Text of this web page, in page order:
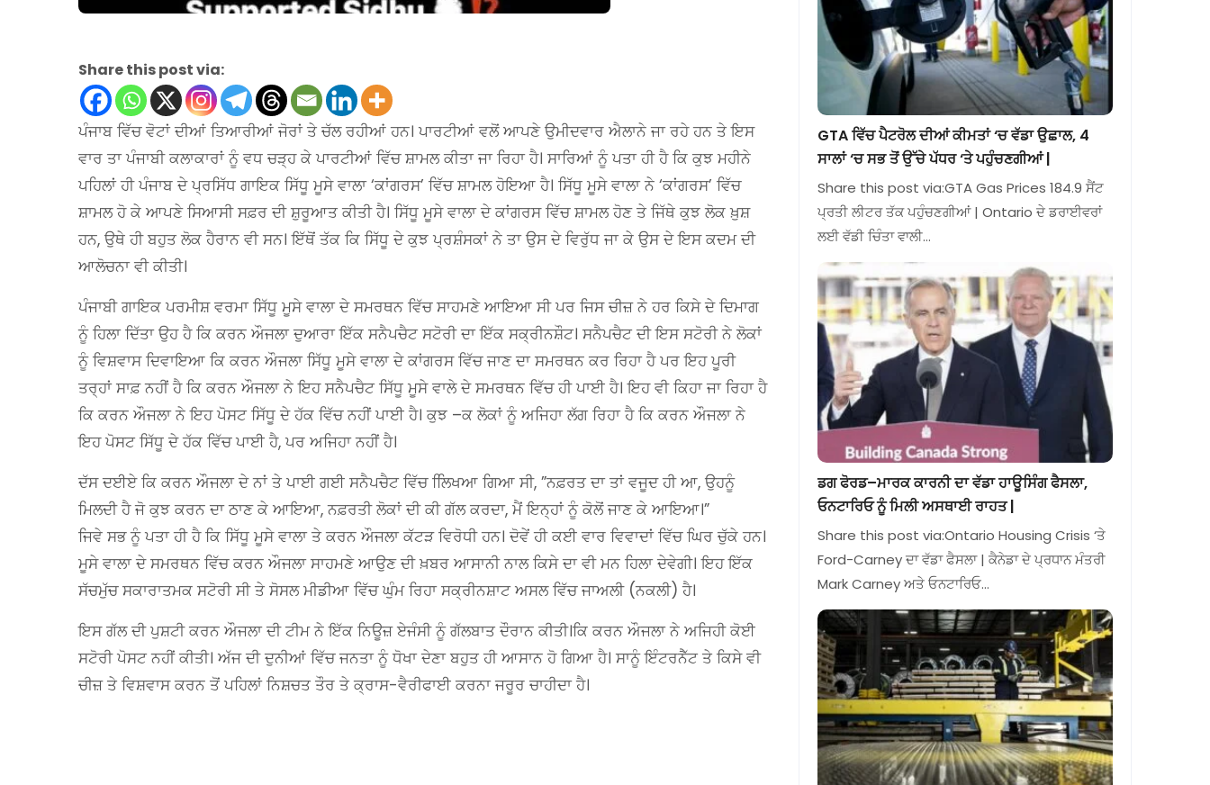
Share this post via:
ਪੰਜਾਬ ਵਿੱਚ ਵੋਟਾਂ ਦੀਆਂ ਤਿਆਰੀਆਂ ਜੋਰਾਂ ਤੇ ਚੱਲ ਰਹੀਆਂ ਹਨ। ਪਾਰਟੀਆਂ ਵਲੋਂ ਆਪਣੇ ਉਮੀਦਵਾਰ ਐਲਾਨੇ ਜਾ ਰਹੇ ਹਨ ਤੇ ਇਸ
ਵਾਰ ਤਾ ਪੰਜਾਬੀ ਕਲਾਕਾਰਾਂ ਨੂੰ ਵਧ ਚੜ੍ਹ ਕੇ ਪਾਰਟੀਆਂ ਵਿੱਚ ਸ਼ਾਮਲ ਕੀਤਾ ਜਾ ਰਿਹਾ ਹੈ। ਸਾਰਿਆਂ ਨੂੰ ਪਤਾ ਹੀ ਹੈ ਕਿ ਕੁਝ ਮਹੀਨੇ
ਪਹਿਲਾਂ ਹੀ ਪੰਜਾਬ ਦੇ ਪ੍ਰਸਿੱਧ ਗਾਇਕ ਸਿੱਧੂ ਮੂਸੇ ਵਾਲਾ ‘ਕਾਂਗਰਸ’ ਵਿੱਚ ਸ਼ਾਮਲ ਹੋਇਆ ਹੈ। ਸਿੱਧੂ ਮੂਸੇ ਵਾਲਾ ਨੇ ‘ਕਾਂਗਰਸ’ ਵਿੱਚ
ਸ਼ਾਮਲ ਹੋ ਕੇ ਆਪਣੇ ਸਿਆਸੀ ਸਫ਼ਰ ਦੀ ਸ਼ੁਰੂਆਤ ਕੀਤੀ ਹੈ। ਸਿੱਧੂ ਮੂਸੇ ਵਾਲਾ ਦੇ ਕਾਂਗਰਸ ਵਿੱਚ ਸ਼ਾਮਲ ਹੋਣ ਤੇ ਜਿੱਥੇ ਕੁਝ ਲੋਕ ਖ਼ੁਸ਼
ਹਨ, ਉਥੇ ਹੀ ਬਹੁਤ ਲੋਕ ਹੈਰਾਨ ਵੀ ਸਨ। ਇੱਥੋਂ ਤੱਕ ਕਿ ਸਿੱਧੂ ਦੇ ਕੁਝ ਪ੍ਰਸ਼ੰਸਕਾਂ ਨੇ ਤਾ ਉਸ ਦੇ ਵਿਰੁੱਧ ਜਾ ਕੇ ਉਸ ਦੇ ਇਸ ਕਦਮ ਦੀ
ਆਲੋਚਨਾ ਵੀ ਕੀਤੀ।
ਪੰਜਾਬੀ ਗਾਇਕ ਪਰਮੀਸ਼ ਵਰਮਾ ਸਿੱਧੂ ਮੂਸੇ ਵਾਲਾ ਦੇ ਸਮਰਥਨ ਵਿੱਚ ਸਾਹਮਣੇ ਆਇਆ ਸੀ ਪਰ ਜਿਸ ਚੀਜ਼ ਨੇ ਹਰ ਕਿਸੇ ਦੇ ਦਿਮਾਗ
ਨੂੰ ਹਿਲਾ ਦਿੱਤਾ ਉਹ ਹੈ ਕਿ ਕਰਨ ਔਜਲਾ ਦੁਆਰਾ ਇੱਕ ਸਨੈਪਚੈਟ ਸਟੋਰੀ ਦਾ ਇੱਕ ਸਕ੍ਰੀਨਸ਼ੌਟ। ਸਨੈਪਚੈਟ ਦੀ ਇਸ ਸਟੋਰੀ ਨੇ ਲੋਕਾਂ
ਨੂੰ ਵਿਸ਼ਵਾਸ ਦਿਵਾਇਆ ਕਿ ਕਰਨ ਔਜਲਾ ਸਿੱਧੂ ਮੂਸੇ ਵਾਲਾ ਦੇ ਕਾਂਗਰਸ ਵਿੱਚ ਜਾਣ ਦਾ ਸਮਰਥਨ ਕਰ ਰਿਹਾ ਹੈ ਪਰ ਇਹ ਪੂਰੀ
ਤਰ੍ਹਾਂ ਸਾਫ਼ ਨਹੀਂ ਹੈ ਕਿ ਕਰਨ ਔਜਲਾ ਨੇ ਇਹ ਸਨੈਪਚੈਟ ਸਿੱਧੂ ਮੂਸੇ ਵਾਲੇ ਦੇ ਸਮਰਥਨ ਵਿੱਚ ਹੀ ਪਾਈ ਹੈ। ਇਹ ਵੀ ਕਿਹਾ ਜਾ ਰਿਹਾ ਹੈ
ਕਿ ਕਰਨ ਔਜਲਾ ਨੇ ਇਹ ਪੋਸਟ ਸਿੱਧੂ ਦੇ ਹੱਕ ਵਿੱਚ ਨਹੀਂ ਪਾਈ ਹੈ। ਕੁਝ –ਕ ਲੋਕਾਂ ਨੂੰ ਅਜਿਹਾ ਲੱਗ ਰਿਹਾ ਹੈ ਕਿ ਕਰਨ ਔਜਲਾ ਨੇ
ਇਹ ਪੋਸਟ ਸਿੱਧੂ ਦੇ ਹੱਕ ਵਿੱਚ ਪਾਈ ਹੈ, ਪਰ ਅਜਿਹਾ ਨਹੀਂ ਹੈ।
ਦੱਸ ਦਈਏ ਕਿ ਕਰਨ ਔਜਲਾ ਦੇ ਨਾਂ ਤੇ ਪਾਈ ਗਈ ਸਨੈਪਚੈਟ ਵਿੱਚ ਲਿਿਖਆ ਗਿਆ ਸੀ, ”ਨਫ਼ਰਤ ਦਾ ਤਾਂ ਵਜੂਦ ਹੀ ਆ, ਉਹਨੂੰ
ਮਿਲਦੀ ਹੈ ਜੋ ਕੁਝ ਕਰਨ ਦਾ ਠਾਣ ਕੇ ਆਇਆ, ਨਫ਼ਰਤੀ ਲੋਕਾਂ ਦੀ ਕੀ ਗੱਲ ਕਰਦਾ, ਮੈਂ ਇਨ੍ਹਾਂ ਨੂੰ ਕੋਲੋਂ ਜਾਣ ਕੇ ਆਇਆ।”
ਜਿਵੇ ਸਭ ਨੂੰ ਪਤਾ ਹੀ ਹੈ ਕਿ ਸਿੱਧੂ ਮੂਸੇ ਵਾਲਾ ਤੇ ਕਰਨ ਔਜਲਾ ਕੱਟੜ ਵਿਰੋਧੀ ਹਨ। ਦੋਵੇਂ ਹੀ ਕਈ ਵਾਰ ਵਿਵਾਦਾਂ ਵਿੱਚ ਘਿਰ ਚੁੱਕੇ ਹਨ।
ਮੂਸੇ ਵਾਲਾ ਦੇ ਸਮਰਥਨ ਵਿੱਚ ਕਰਨ ਔਜਲਾ ਸਾਹਮਣੇ ਆਉਣ ਦੀ ਖ਼ਬਰ ਆਸਾਨੀ ਨਾਲ ਕਿਸੇ ਦਾ ਵੀ ਮਨ ਹਿਲਾ ਦੇਵੇਗੀ। ਇਹ ਇੱਕ
ਸੱਚਮੁੱਚ ਸਕਾਰਾਤਮਕ ਸਟੋਰੀ ਸੀ ਤੇ ਸੋਸਲ ਮੀਡੀਆ ਵਿੱਚ ਘੁੰਮ ਰਿਹਾ ਸਕ੍ਰੀਨਸ਼ਾਟ ਅਸਲ ਵਿੱਚ ਜਾਅਲੀ (ਨਕਲੀ) ਹੈ।
ਇਸ ਗੱਲ ਦੀ ਪੁਸ਼ਟੀ ਕਰਨ ਔਜਲਾ ਦੀ ਟੀਮ ਨੇ ਇੱਕ ਨਿਊਜ਼ ਏਜੰਸੀ ਨੂੰ ਗੱਲਬਾਤ ਦੌਰਾਨ ਕੀਤੀ।ਕਿ ਕਰਨ ਔਜਲਾ ਨੇ ਅਜਿਹੀ ਕੋਈ
ਸਟੋਰੀ ਪੋਸਟ ਨਹੀਂ ਕੀਤੀ। ਅੱਜ ਦੀ ਦੁਨੀਆਂ ਵਿੱਚ ਜਨਤਾ ਨੂੰ ਧੋਖਾ ਦੇਣਾ ਬਹੁਤ ਹੀ ਆਸਾਨ ਹੋ ਗਿਆ ਹੈ। ਸਾਨੂੰ ਇੰਟਰਨੈੱਟ ਤੇ ਕਿਸੇ ਵੀ
ਚੀਜ਼ ਤੇ ਵਿਸ਼ਵਾਸ ਕਰਨ ਤੋਂ ਪਹਿਲਾਂ ਨਿਸ਼ਚਤ ਤੌਰ ਤੇ ਕ੍ਰਾਸ-ਵੈਰੀਫਾਈ ਕਰਨਾ ਜਰੂਰ ਚਾਹੀਦਾ ਹੈ।
GTA ਵਿੱਚ ਪੈਟਰੋਲ ਦੀਆਂ ਕੀਮਤਾਂ ‘ਚ ਵੱਡਾ ਉਛਾਲ, 4
ਸਾਲਾਂ ‘ਚ ਸਭ ਤੋਂ ਉੱਚੇ ਪੱਧਰ ‘ਤੇ ਪਹੁੰਚਣਗੀਆਂ |
Share this post via:GTA Gas Prices 184.9 ਸੈਂਟ
ਪ੍ਰਤੀ ਲੀਟਰ ਤੱਕ ਪਹੁੰਚਣਗੀਆਂ | Ontario ਦੇ ਡਰਾਈਵਰਾਂ
ਲਈ ਵੱਡੀ ਚਿੰਤਾ ਵਾਲੀ…
ਡਗ ਫੋਰਡ–ਮਾਰਕ ਕਾਰਨੀ ਦਾ ਵੱਡਾ ਹਾਊਸਿੰਗ ਫੈਸਲਾ,
ਓਨਟਾਰਿਓ ਨੂੰ ਮਿਲੀ ਅਸਥਾਈ ਰਾਹਤ |
Share this post via:Ontario Housing Crisis ‘ਤੇ
Ford-Carney ਦਾ ਵੱਡਾ ਫੈਸਲਾ | ਕੈਨੇਡਾ ਦੇ ਪ੍ਰਧਾਨ ਮੰਤਰੀ
Mark Carney ਅਤੇ ਓਨਟਾਰਿਓ…